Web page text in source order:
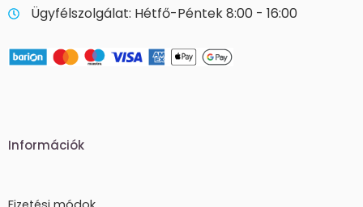
Ügyfélszolgálat: Hétfő-Péntek 8:00 - 16:00
Információk